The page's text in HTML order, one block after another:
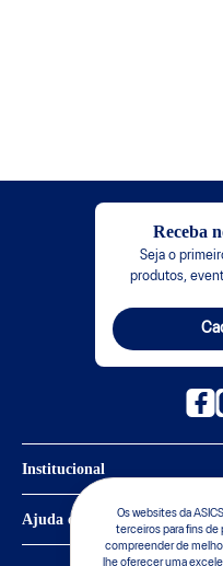
Os websites da
terceiros para fins de
compreender de
lhe oferecer uma
Receba
Seja o
produtos,
Institucional
Política de Privacidade
Sobre a ASICS
Ajuda e suporte
Central de Relacionamento